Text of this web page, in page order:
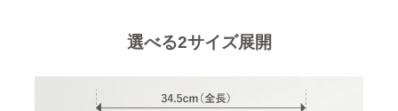
選べる2サイズ展開